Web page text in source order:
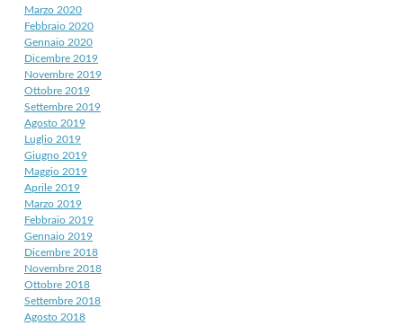
Marzo 2020
Febbraio 2020
Gennaio 2020
Dicembre 2019
Novembre 2019
Ottobre 2019
Settembre 2019
Agosto 2019
Luglio 2019
Giugno 2019
Maggio 2019
Aprile 2019
Marzo 2019
Febbraio 2019
Gennaio 2019
Dicembre 2018
Novembre 2018
Ottobre 2018
Settembre 2018
Agosto 2018